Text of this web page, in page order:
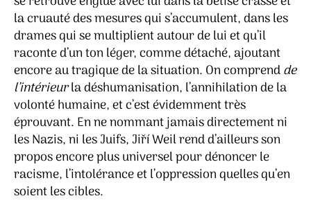
la cruauté des mesures qui s’accumulent, dans les
drames qui se multiplient autour de lui et qu’il
raconte d’un ton léger, comme détaché, ajoutant
encore au tragique de la situation. On comprendde
l’intérieurla déshumanisation, l’annihilation de la
volonté humaine, et c’est évidemment très
éprouvant. En ne nommant jamais directement ni
les Nazis, ni les Juifs, Jiří Weil rend d’ailleurs son
propos encore plus universel pour dénoncer le
racisme, l’intolérance et l’oppression quelles qu’en
soient les cibles.